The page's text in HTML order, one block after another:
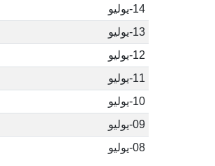
14-يوليو
13-يوليو
12-يوليو
11-يوليو
10-يوليو
09-يوليو
08-يوليو